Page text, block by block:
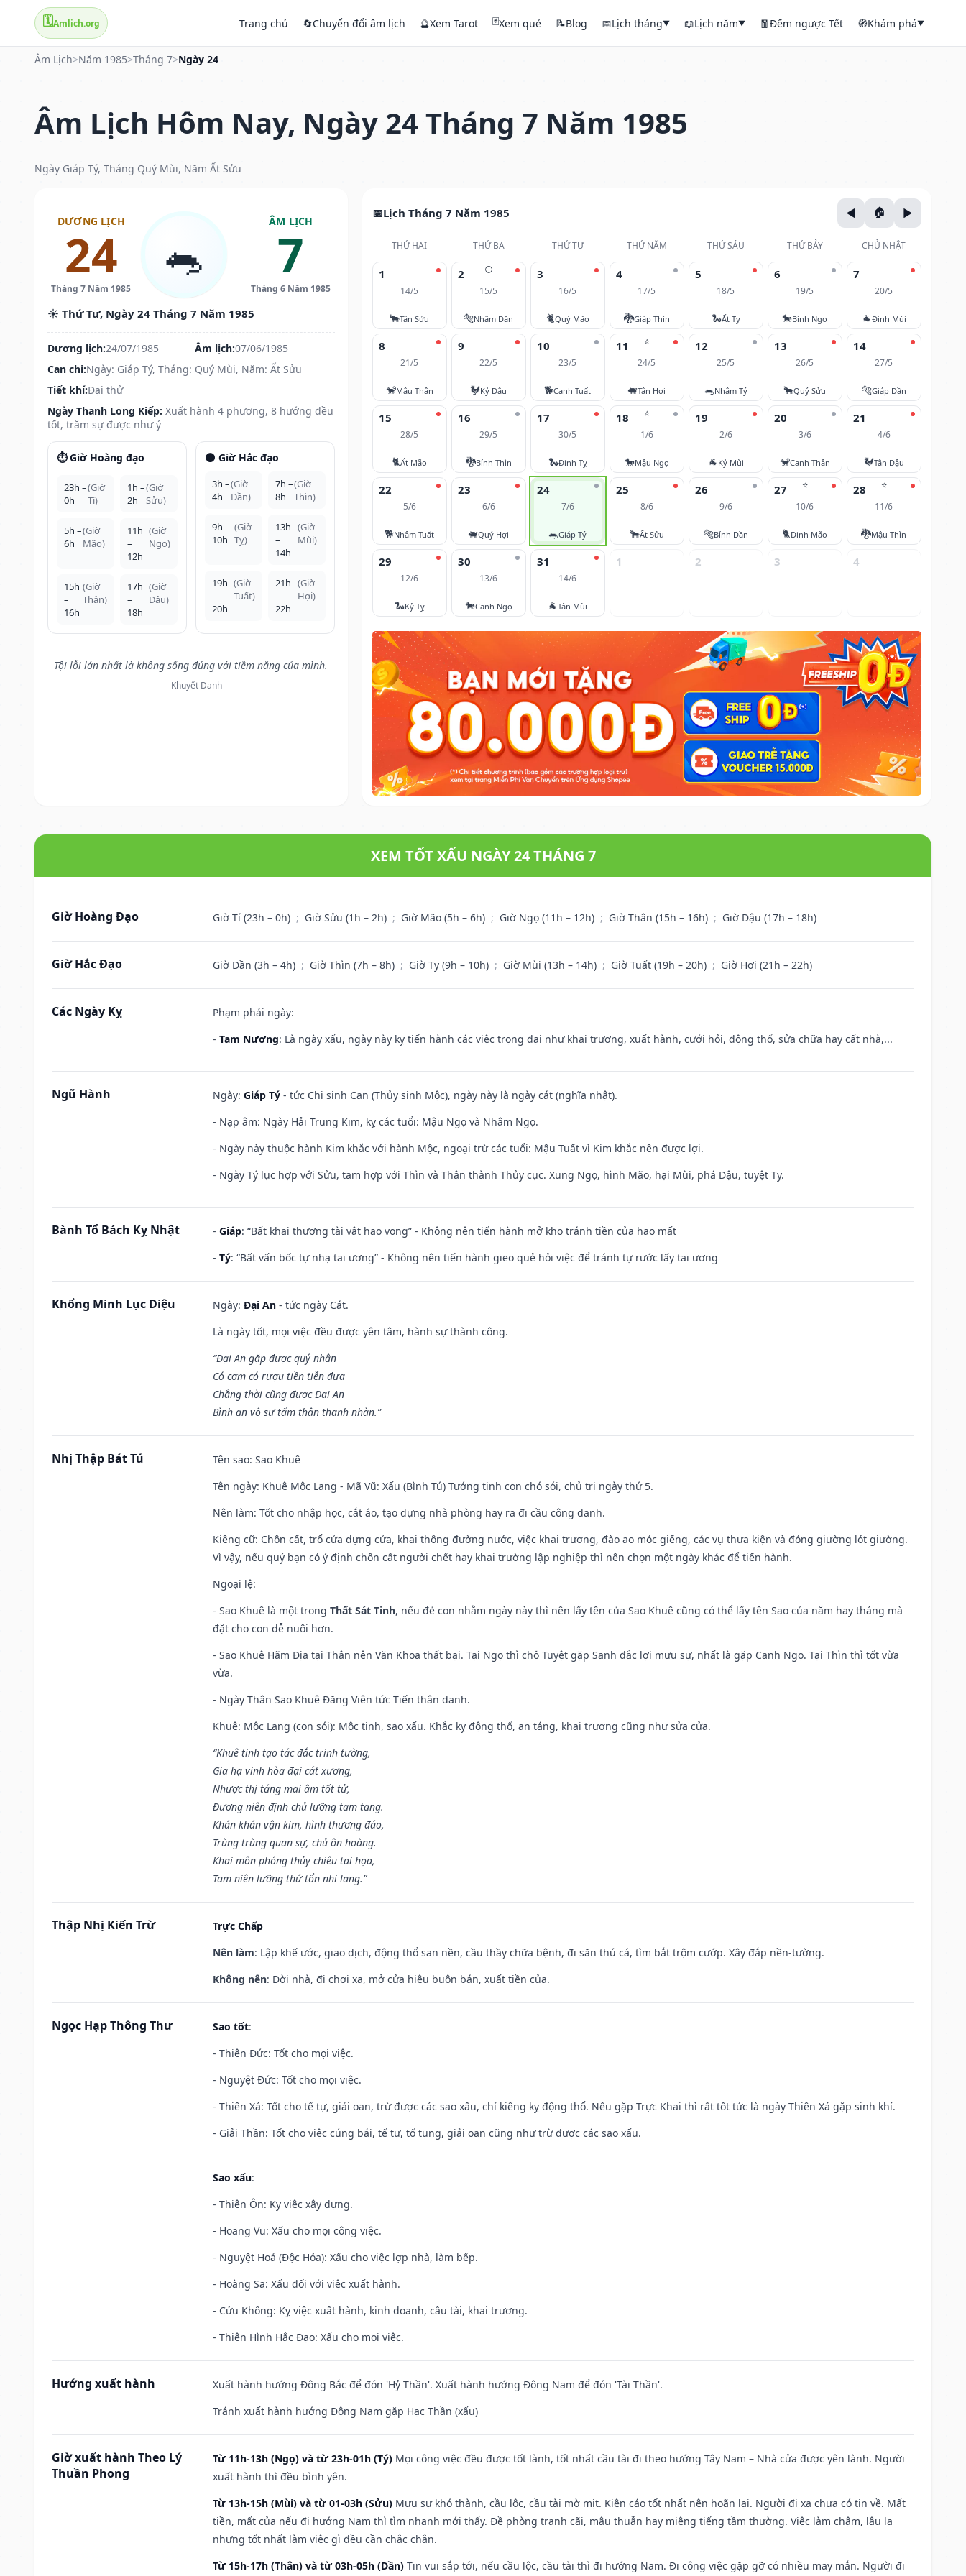
🗓️Amlich.org Trang chủ 🔄Chuyển đổi âm lịch 🔮Xem Tarot 🃏Xem quẻ 📝Blog 📅Lịch tháng▼ 📖Lịch năm▼ 🧧Đếm ngược Tết 🧭Khám phá▼
Âm Lịch>Năm 1985>Tháng 7>Ngày 24
Âm Lịch Hôm Nay, Ngày 24 Tháng 7 Năm 1985
Ngày Giáp Tý, Tháng Quý Mùi, Năm Ất Sửu
DƯƠNG LỊCH
24
Tháng 7 Năm 1985
🐀
ÂM LỊCH
7
Tháng 6 Năm 1985
☀️ Thứ Tư, Ngày 24 Tháng 7 Năm 1985
Dương lịch:24/07/1985 Âm lịch:07/06/1985
Can chi:Ngày: Giáp Tý, Tháng: Quý Mùi, Năm: Ất Sửu
Tiết khí:Đại thử
Ngày Thanh Long Kiếp: Xuất hành 4 phương, 8 hướng đều
tốt, trăm sự được như ý
⏱️ Giờ Hoàng đạo
23h –
0h
(Giờ
Tí)
1h –
2h
(Giờ
Sửu)
5h –
6h
(Giờ
Mão)
11h
–
12h
(Giờ
Ngọ)
15h
–
16h
(Giờ
Thân)
17h
–
18h
(Giờ
Dậu)
🌑 Giờ Hắc đạo
3h –
4h
(Giờ
Dần)
7h –
8h
(Giờ
Thìn)
9h –
10h
(Giờ
Tỵ)
13h
–
14h
(Giờ
Mùi)
19h
–
20h
(Giờ
Tuất)
21h
–
22h
(Giờ
Hợi)
Tội lỗi lớn nhất là không sống đúng với tiềm năng của mình.
— Khuyết Danh
Lịch Tháng 7 Năm 1985
THỨ HAI THỨ BA THỨ TƯ THỨ NĂM THỨ SÁU THỨ BẢY CHỦ NHẬT
1
14/5
🐂Tân Sửu
🌕
2
15/5
🐅Nhâm Dần
3
16/5
🐈Quý Mão
4
17/5
🐉Giáp Thìn
5
18/5
🐍Ất Tỵ
6
19/5
🐎Bính Ngọ
7
20/5
🐐Đinh Mùi
8
21/5
🐒Mậu Thân
9
22/5
🐓Kỷ Dậu
10
23/5
🐕Canh Tuất
⭐
11
24/5
🐖Tân Hợi
12
25/5
🐀Nhâm Tý
13
26/5
🐂Quý Sửu
14
27/5
🐅Giáp Dần
15
28/5
🐈Ất Mão
16
29/5
🐉Bính Thìn
17
30/5
🐍Đinh Tỵ
⭐
18
1/6
🐎Mậu Ngọ
19
2/6
🐐 Kỷ Mùi
20
3/6
🐒Canh Thân
21
4/6
🐓Tân Dậu
22
5/6
🐕Nhâm Tuất
23
6/6
🐖Quý Hợi
24
7/6
🐀Giáp Tý
25
8/6
🐂Ất Sửu
26
9/6
🐅Bính Dần
⭐
27
10/6
🐈Đinh Mão
⭐
28
11/6
🐉Mậu Thìn
29
12/6
🐍Kỷ Tỵ
30
13/6
🐎Canh Ngọ
31
14/6
🐐Tân Mùi
1 2 3 4
XEM TỐT XẤU NGÀY 24 THÁNG 7
Giờ Hoàng Đạo Giờ Tí (23h – 0h) ; Giờ Sửu (1h – 2h) ; Giờ Mão (5h – 6h) ; Giờ Ngọ (11h – 12h) ; Giờ Thân (15h – 16h) ; Giờ Dậu (17h – 18h)
Giờ Hắc Đạo Giờ Dần (3h – 4h) ; Giờ Thìn (7h – 8h) ; Giờ Tỵ (9h – 10h) ; Giờ Mùi (13h – 14h) ; Giờ Tuất (19h – 20h) ; Giờ Hợi (21h – 22h)
Các Ngày Kỵ
Phạm phải ngày:
- Tam Nương: Là ngày xấu, ngày này kỵ tiến hành các việc trọng đại như khai trương, xuất hành, cưới hỏi, động thổ, sửa chữa hay cất nhà,...
Ngũ Hành Ngày: Giáp Tý - tức Chi sinh Can (Thủy sinh Mộc), ngày này là ngày cát (nghĩa nhật).
- Nạp âm: Ngày Hải Trung Kim, kỵ các tuổi: Mậu Ngọ và Nhâm Ngọ.
- Ngày này thuộc hành Kim khắc với hành Mộc, ngoại trừ các tuổi: Mậu Tuất vì Kim khắc nên được lợi.
- Ngày Tý lục hợp với Sửu, tam hợp với Thìn và Thân thành Thủy cục. Xung Ngọ, hình Mão, hại Mùi, phá Dậu, tuyệt Tỵ.
Bành Tổ Bách Kỵ Nhật - Giáp: “Bất khai thương tài vật hao vong” - Không nên tiến hành mở kho tránh tiền của hao mất
- Tý: “Bất vấn bốc tự nhạ tai ương” - Không nên tiến hành gieo quẻ hỏi việc để tránh tự rước lấy tai ương
Khổng Minh Lục Diệu Ngày: Đại An - tức ngày Cát.
Là ngày tốt, mọi việc đều được yên tâm, hành sự thành công.
“Đại An gặp được quý nhân
Có cơm có rượu tiền tiễn đưa
Chẳng thời cũng được Đại An
Bình an vô sự tấm thân thanh nhàn.”
Nhị Thập Bát Tú Tên sao: Sao Khuê
Tên ngày: Khuê Mộc Lang - Mã Vũ: Xấu (Bình Tú) Tướng tinh con chó sói, chủ trị ngày thứ 5.
Nên làm: Tốt cho nhập học, cắt áo, tạo dựng nhà phòng hay ra đi cầu công danh.
Kiêng cữ: Chôn cất, trổ cửa dựng cửa, khai thông đường nước, việc khai trương, đào ao móc giếng, các vụ thưa kiện và đóng giường lót giường.
Vì vậy, nếu quý bạn có ý định chôn cất người chết hay khai trường lập nghiệp thì nên chọn một ngày khác để tiến hành.
Ngoại lệ:
- Sao Khuê là một trong Thất Sát Tinh, nếu đẻ con nhằm ngày này thì nên lấy tên của Sao Khuê cũng có thể lấy tên Sao của năm hay tháng mà
đặt cho con dễ nuôi hơn.
- Sao Khuê Hãm Địa tại Thân nên Văn Khoa thất bại. Tại Ngọ thì chỗ Tuyệt gặp Sanh đắc lợi mưu sự, nhất là gặp Canh Ngọ. Tại Thìn thì tốt vừa
vừa.
- Ngày Thân Sao Khuê Đăng Viên tức Tiến thân danh.
Khuê: Mộc Lang (con sói): Mộc tinh, sao xấu. Khắc kỵ động thổ, an táng, khai trương cũng như sửa cửa.
“Khuê tinh tạo tác đắc trinh tường,
Gia hạ vinh hòa đại cát xương,
Nhược thị táng mai âm tốt tử,
Đương niên định chủ lưỡng tam tang.
Khán khán vận kim, hình thương đáo,
Trùng trùng quan sự, chủ ôn hoàng.
Khai môn phóng thủy chiêu tai họa,
Tam niên lưỡng thứ tổn nhi lang.”
Thập Nhị Kiến Trừ
Trực Chấp
Nên làm: Lập khế ước, giao dịch, động thổ san nền, cầu thầy chữa bệnh, đi săn thú cá, tìm bắt trộm cướp. Xây đắp nền-tường.
Không nên: Dời nhà, đi chơi xa, mở cửa hiệu buôn bán, xuất tiền của.
Ngọc Hạp Thông Thư Sao tốt:
- Thiên Đức: Tốt cho mọi việc.
- Nguyệt Đức: Tốt cho mọi việc.
- Thiên Xá: Tốt cho tế tự, giải oan, trừ được các sao xấu, chỉ kiêng kỵ động thổ. Nếu gặp Trực Khai thì rất tốt tức là ngày Thiên Xá gặp sinh khí.
- Giải Thần: Tốt cho việc cúng bái, tế tự, tố tụng, giải oan cũng như trừ được các sao xấu.
Sao xấu:
- Thiên Ôn: Kỵ việc xây dựng.
- Hoang Vu: Xấu cho mọi công việc.
- Nguyệt Hoả (Độc Hỏa): Xấu cho việc lợp nhà, làm bếp.
- Hoàng Sa: Xấu đối với việc xuất hành.
- Cửu Không: Kỵ việc xuất hành, kinh doanh, cầu tài, khai trương.
- Thiên Hình Hắc Đạo: Xấu cho mọi việc.
Hướng xuất hành
Xuất hành hướng Đông Bắc để đón 'Hỷ Thần'. Xuất hành hướng Đông Nam để đón 'Tài Thần'.
Tránh xuất hành hướng Đông Nam gặp Hạc Thần (xấu)
Giờ xuất hành Theo Lý
Thuần Phong
Từ 11h-13h (Ngọ) và từ 23h-01h (Tý) Mọi công việc đều được tốt lành, tốt nhất cầu tài đi theo hướng Tây Nam – Nhà cửa được yên lành. Người
xuất hành thì đều bình yên.
Từ 13h-15h (Mùi) và từ 01-03h (Sửu) Mưu sự khó thành, cầu lộc, cầu tài mờ mịt. Kiện cáo tốt nhất nên hoãn lại. Người đi xa chưa có tin về. Mất
tiền, mất của nếu đi hướng Nam thì tìm nhanh mới thấy. Đề phòng tranh cãi, mâu thuẫn hay miệng tiếng tầm thường. Việc làm chậm, lâu la
nhưng tốt nhất làm việc gì đều cần chắc chắn.
Từ 15h-17h (Thân) và từ 03h-05h (Dần) Tin vui sắp tới, nếu cầu lộc, cầu tài thì đi hướng Nam. Đi công việc gặp gỡ có nhiều may mắn. Người đi